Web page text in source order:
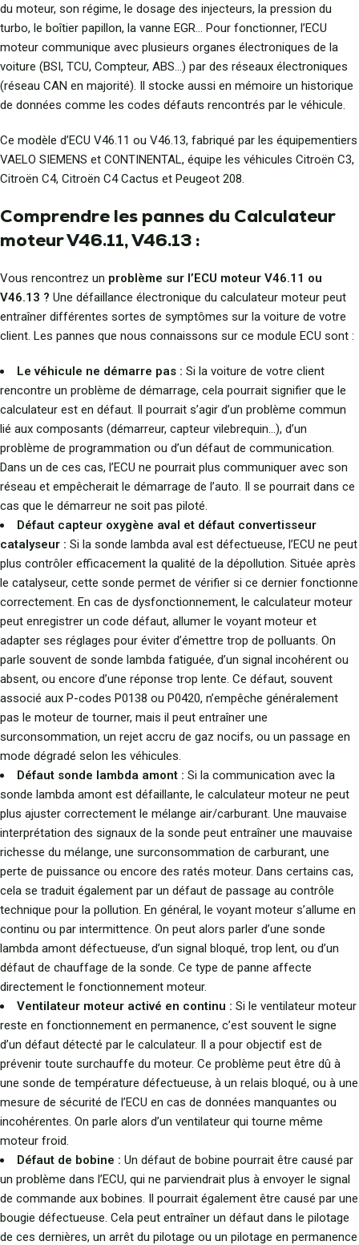
du moteur, son régime, le dosage des injecteurs, la pression du
turbo, le boîtier papillon, la vanne EGR… Pour fonctionner, l’ECU
moteur communique avec plusieurs organes électroniques de la
voiture (BSI, TCU, Compteur, ABS…) par des réseaux électroniques
(réseau CAN en majorité). Il stocke aussi en mémoire un historique
de données comme les codes défauts rencontrés par le véhicule.
Ce modèle d’ECU V46.11 ou V46.13, fabriqué par les équipementiers
VAELO SIEMENS et CONTINENTAL, équipe les véhicules Citroën C3,
Citroën C4, Citroën C4 Cactus et Peugeot 208.
Comprendre les pannes du Calculateur
moteur V46.11, V46.13 :
Vous rencontrez un problème sur l’ECU moteur V46.11 ou
V46.13 ? Une défaillance électronique du calculateur moteur peut
entraîner différentes sortes de symptômes sur la voiture de votre
client. Les pannes que nous connaissons sur ce module ECU sont :
Le véhicule ne démarre pas : Si la voiture de votre client
rencontre un problème de démarrage, cela pourrait signifier que le
calculateur est en défaut. Il pourrait s’agir d’un problème commun
lié aux composants (démarreur, capteur vilebrequin…), d’un
problème de programmation ou d’un défaut de communication.
Dans un de ces cas, l’ECU ne pourrait plus communiquer avec son
réseau et empêcherait le démarrage de l’auto. Il se pourrait dans ce
cas que le démarreur ne soit pas piloté.
Défaut capteur oxygène aval et défaut convertisseur
catalyseur : Si la sonde lambda aval est défectueuse, l’ECU ne peut
plus contrôler efficacement la qualité de la dépollution. Située après
le catalyseur, cette sonde permet de vérifier si ce dernier fonctionne
correctement. En cas de dysfonctionnement, le calculateur moteur
peut enregistrer un code défaut, allumer le voyant moteur et
adapter ses réglages pour éviter d’émettre trop de polluants. On
parle souvent de sonde lambda fatiguée, d’un signal incohérent ou
absent, ou encore d’une réponse trop lente. Ce défaut, souvent
associé aux P-codes P0138 ou P0420, n’empêche généralement
pas le moteur de tourner, mais il peut entraîner une
surconsommation, un rejet accru de gaz nocifs, ou un passage en
mode dégradé selon les véhicules.
Défaut sonde lambda amont : Si la communication avec la
sonde lambda amont est défaillante, le calculateur moteur ne peut
plus ajuster correctement le mélange air/carburant. Une mauvaise
interprétation des signaux de la sonde peut entraîner une mauvaise
richesse du mélange, une surconsommation de carburant, une
perte de puissance ou encore des ratés moteur. Dans certains cas,
cela se traduit également par un défaut de passage au contrôle
technique pour la pollution. En général, le voyant moteur s’allume en
continu ou par intermittence. On peut alors parler d’une sonde
lambda amont défectueuse, d’un signal bloqué, trop lent, ou d’un
défaut de chauffage de la sonde. Ce type de panne affecte
directement le fonctionnement moteur.
Ventilateur moteur activé en continu : Si le ventilateur moteur
reste en fonctionnement en permanence, c’est souvent le signe
d’un défaut détecté par le calculateur. Il a pour objectif est de
prévenir toute surchauffe du moteur. Ce problème peut être dû à
une sonde de température défectueuse, à un relais bloqué, ou à une
mesure de sécurité de l’ECU en cas de données manquantes ou
incohérentes. On parle alors d’un ventilateur qui tourne même
moteur froid.
Défaut de bobine : Un défaut de bobine pourrait être causé par
un problème dans l’ECU, qui ne parviendrait plus à envoyer le signal
de commande aux bobines. Il pourrait également être causé par une
bougie défectueuse. Cela peut entraîner un défaut dans le pilotage
de ces dernières, un arrêt du pilotage ou un pilotage en permanence